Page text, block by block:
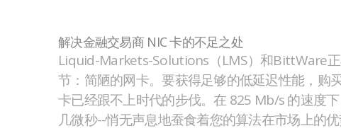
解决金融交易商 NIC 卡的不足之处
Liquid-Markets-Solutions（LMS）和BittWare
节：简陋的网卡。要获得足够的低延迟性能，购
卡已经跟不上时代的步伐。在 825 Mb/s 的速度
几微秒--悄无声息地蚕食着您的算法在市场上的优